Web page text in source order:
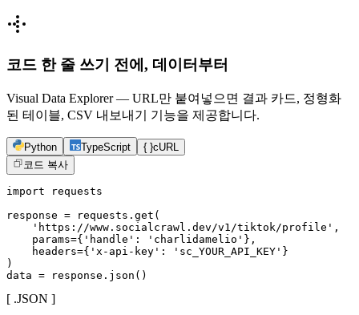
코드 한 줄 쓰기 전에, 데이터부터
Visual Data Explorer — URL만 붙여넣으면 결과 카드, 정형화
된 테이블, CSV 내보내기 기능을 제공합니다.
Python TypeScript { }cURL
코드 복사
import requests
response = requests.get(
    'https://www.socialcrawl.dev/v1/tiktok/profile',
    params={'handle': 'charlidamelio'},
    headers={'x-api-key': 'sc_YOUR_API_KEY'}
)
data = response.json()
[ .JSON ]